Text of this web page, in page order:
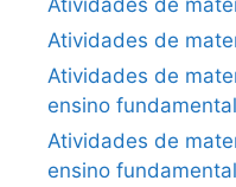
Atividades de
Atividades de
ensino fundamental
Atividades de
ensino fundamental